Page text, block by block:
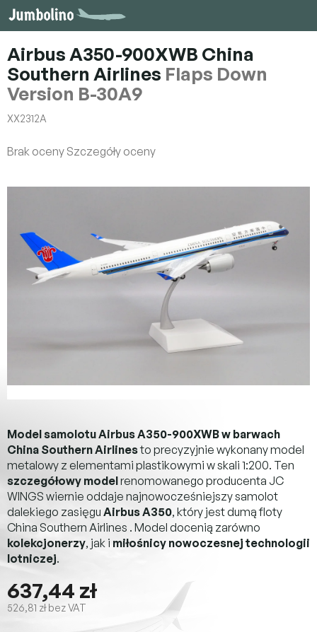
Przejść
do
Airbus A350-900XWB China
Southern Airlines Flaps Down
Version B-30A9
XX2312A
Średnia
gwiazdek.
Brak oceny Szczegóły oceny
637,44 zł
526,81 zł bez VAT
Model samolotu Airbus A350-900XWB w barwach
China Southern Airlinesto precyzyjnie wykonany model
metalowy z elementami plastikowymi w skali 1:200. Ten
szczegółowy modelrenomowanego producenta JC
WINGS wiernie oddaje najnowocześniejszy samolot
dalekiego zasięgu Airbus A350, który jest dumą floty
China Southern Airlines . Model docenią zarówno
kolekcjonerzy, jak i miłośnicy nowoczesnej technologii
lotniczej.